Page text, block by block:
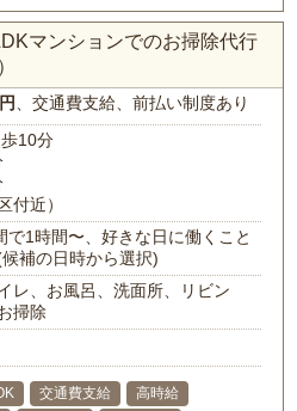
マンションでのお掃除代行
、交通費支給、前払い制度あり
10分
付近）
で1時間〜、好きな日に働くこと
補の日時から選択)
レ、お風呂、洗面所、リビン
掃除
交通費支給
高時給